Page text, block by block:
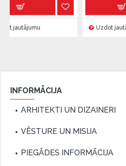
Uzdot jautājumu
INFORMĀCIJA
ARHITEKTI UN DIZAINERI
VĒSTURE UN MISIJA
PIEGĀDES INFORMĀCIJA